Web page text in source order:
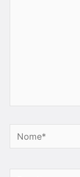
Nome*